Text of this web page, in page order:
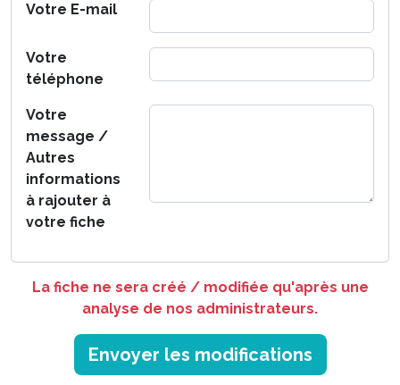
Votre E-mail
Votre
téléphone
Votre
message /
Autres
informations
à rajouter à
votre fiche
La fiche ne sera créé / modifiée qu'après une
analyse de nos administrateurs.
Envoyer les modifications